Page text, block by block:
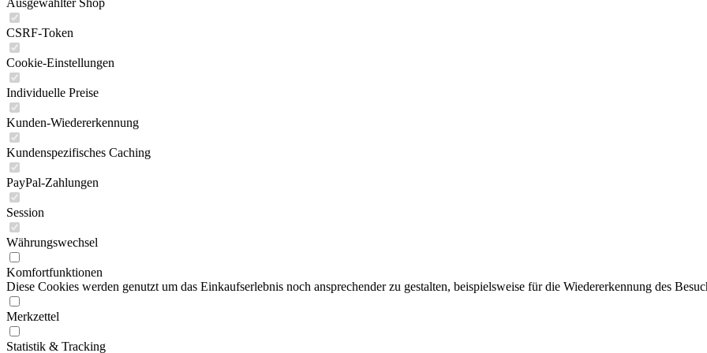
Ausgewählter Shop
CSRF-Token
Cookie-Einstellungen
Individuelle Preise
Kunden-Wiedererkennung
Kundenspezifisches Caching
PayPal-Zahlungen
Session
Währungswechsel
Komfortfunktionen
Diese Cookies werden genutzt um das Einkaufserlebnis noch ansprechender zu gestalten, beispielsweise für die Wiedererkennung des
Merkzettel
Statistik & Tracking